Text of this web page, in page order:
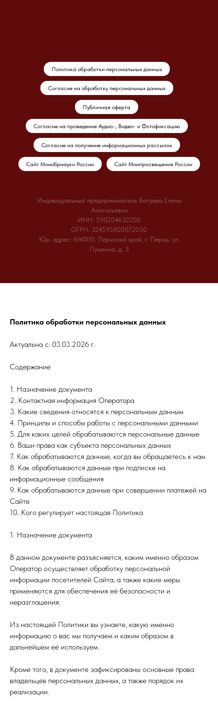
Политика обработки персональных данных
Согласие на обработку персональных данных
Публичная оферта
Согласие на проведение Аудио-, Видео- и Фотофиксацию
Согласие на получение информационных рассылок
Сайт Минобрнауки России Сайт Минпросвещения России
Индивидуальный предприниматель Батуева Елена
Анатольевна
ИНН: 590204632200
ОГРН: 324595800072050
Юр. адрес: 614000, Пермский край, г. Пермь, ул.
Пушкина, д. 3
Политика обработки персональных данных
Актуальна с: 03.03.2026 г.
Содержание
1. Назначение документа
2. Контактная информация Оператора
3. Какие сведения относятся к персональным данным
4. Принципы и способы работы с персональными данными
5. Для каких целей обрабатываются персональные данные
6. Ваши права как субъекта персональных данных
7. Как обрабатываются данные, когда вы обращаетесь к нам
8. Как обрабатываются данные при подписке на
информационные сообщения
9. Как обрабатываются данные при совершении платежей на
Сайте
10. Кого регулирует настоящая Политика
1. Назначение документа
В данном документе разъясняется, каким именно образом
Оператор осуществляет обработку персональной
информации посетителей Сайта, а также какие меры
применяются для обеспечения её безопасности и
неразглашения.
Из настоящей Политики вы узнаете, какую именно
информацию о вас мы получаем и каким образом в
дальнейшем её используем.
Кроме того, в документе зафиксированы основные права
владельцев персональных данных, а также порядок их
реализации.